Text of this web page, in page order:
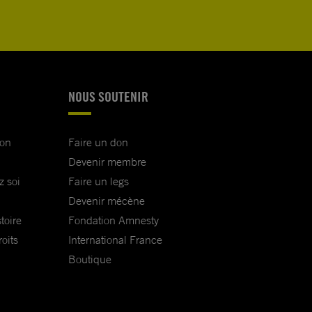
soi
NOUS SOUTENIR
Faire un don
Devenir membre
Faire un legs
Devenir mécène
Fondation Amnesty
International France
Boutique